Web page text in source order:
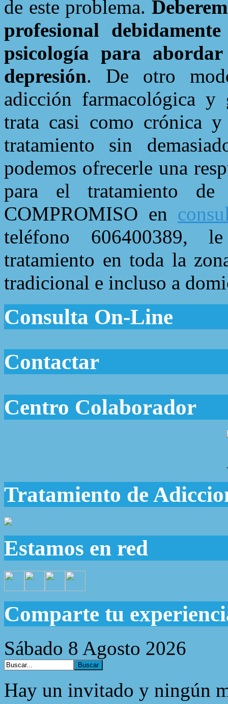
de este problema.
profesional
psicología para
depresión. De otro
adicción farmacológica y
trata casi como crónica
tratamiento sin
podemos ofrecerle una
para el tratamiento de
COMPROMISO en
teléfono 606400389,
tratamiento en toda la
tradicional e incluso a
Consulta On-Line
Contactar
Centro Colaborador
Tratamiento de
Estamos en red
Comparte tu
Sábado 8 Agosto 2026
Hay un invitado y ningún